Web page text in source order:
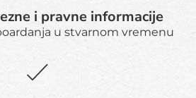
i pravne informacije
u stvarnom vremenu